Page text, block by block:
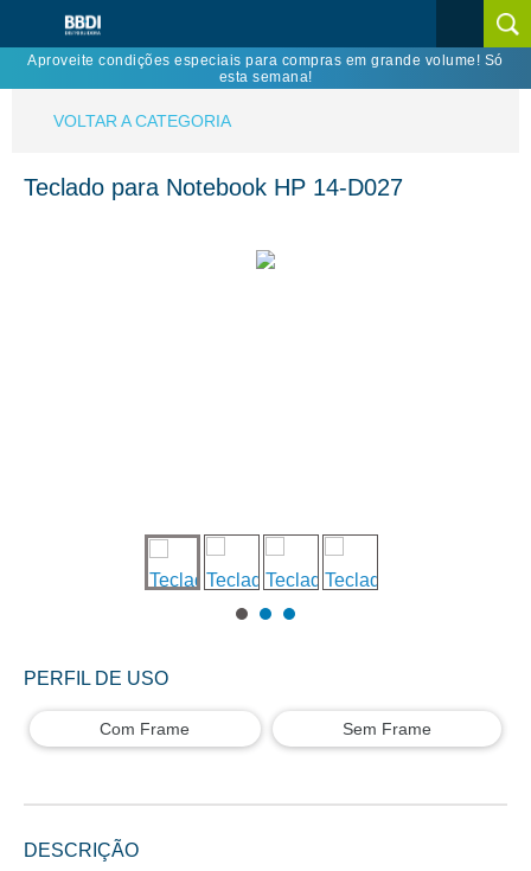
Aproveite condições especiais para compras em grande volume! Só
esta semana!
VOLTAR A CATEGORIA
Teclado para Notebook HP 14-D027
PERFIL DE USO
Com Frame Sem Frame
DESCRIÇÃO